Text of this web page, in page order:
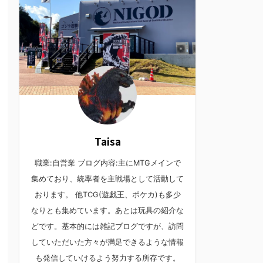
Taisa
職業:自営業 ブログ内容:主にMTGメインで
集めており、統率者を主戦場として活動して
おります。 他TCG(遊戯王、ポケカ)も多少
なりとも集めています。あとは玩具の紹介な
どです。基本的には雑記ブログですが、訪問
していただいた方々が満足できるような情報
も発信していけるよう努力する所存です。